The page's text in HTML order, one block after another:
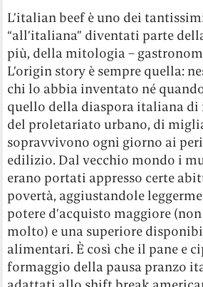
L’italian beef è uno dei
“all’italiana” diventati parte
più, della mitologia –
L’origin story è sempre quella:
chi lo abbia inventato né
quello della diaspora italiana di
del proletariato urbano, di
sopravvivono ogni giorno ai
edilizio. Dal vecchio mondo i
erano portati appresso certe
povertà, aggiustandole
potere d’acquisto maggiore
molto) e una superiore
alimentari. È così che il pane e
formaggio della pausa pranzo